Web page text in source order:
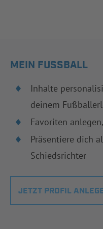
MEIN FUSSBALL
Inhalte
deinem
Favoriten
Präsentiere dich
Schiedsrichter
JETZT PROFIL